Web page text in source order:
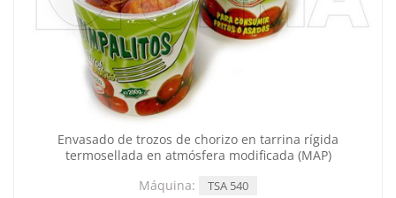
Envasado de trozos de chorizo en tarrina rígida
termosellada en atmósfera modificada (MAP)
Máquina:
TSA 540